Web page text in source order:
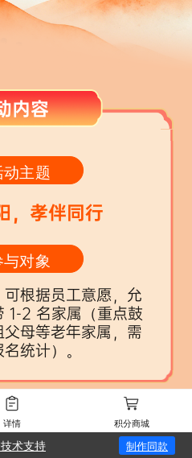
内容
根据员工意愿，允
1-2 名家属（重点鼓
母等老年家属，需
统计）。
对象
动主题
，孝伴同行
日活动
详情 积分商城
术支持 制作同款